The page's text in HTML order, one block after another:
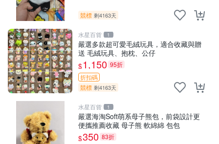
競標 剩4163天
水星百貨 1
嚴選多款超可愛毛絨玩具，適合收藏與贈
送 毛絨玩具、抱枕、公仔
$1,150 95折
折扣碼
競標 剩4163天
水星百貨 1
嚴選海淘Soft萌系母子熊包，前袋設計更
便攜推薦收藏 母子熊 軟綿綿 包包
$350 83折